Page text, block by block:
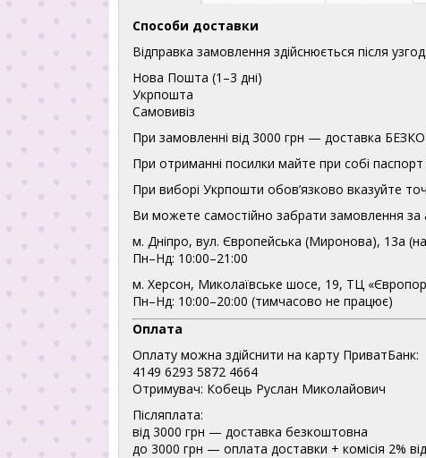
Способи доставки
Відправка замовлення здійснюється після
Нова Пошта (1–3 дні)
Укрпошта
Самовивіз
При замовленні від 3000 грн — доставка
При отриманні посилки майте при собі
При виборі Укрпошти обов’язково вказуйте
Ви можете самостійно забрати замовлення за
м. Дніпро, вул. Європейська (Миронова), 13а
Пн–Нд: 10:00–21:00
м. Херсон, Миколаївське шосе, 19, ТЦ
Пн–Нд: 10:00–20:00 (тимчасово не працює)
Оплата
Оплату можна здійснити на карту ПриватБанк:
4149 6293 5872 4664
Отримувач: Кобець Руслан Миколайович
Післяплата:
від 3000 грн — доставка безкоштовна
до 3000 грн — оплата доставки + комісія 2%